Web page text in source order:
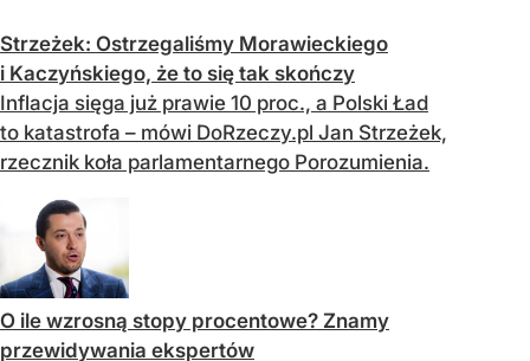
Strzeżek: Ostrzegaliśmy Morawieckiego
i Kaczyńskiego, że to się tak skończy
Inflacja sięga już prawie 10 proc., a Polski Ład
to katastrofa – mówi DoRzeczy.pl Jan Strzeżek,
rzecznik koła parlamentarnego Porozumienia.
O ile wzrosną stopy procentowe? Znamy
przewidywania ekspertów